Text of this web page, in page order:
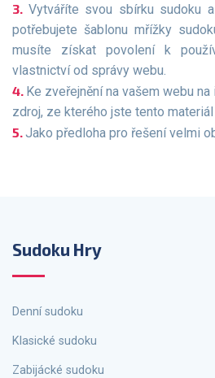
Vytváříte svou sbírku sudoku
potřebujete šablonu mřížky
musíte získat povolení k
vlastnictví od správy webu.
Ke zveřejnění na vašem webu
zdroj, ze kterého jste tento
Jako předloha pro řešení velmi
Sudoku Hry
Denní sudoku
Klasické sudoku
Zabijácké sudoku